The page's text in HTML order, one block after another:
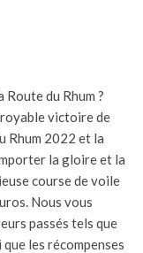
du Rhum ?
victoire de
Rhum 2022 et la
la gloire et la
course de voile
Nous vous
passés tels que
les récompenses